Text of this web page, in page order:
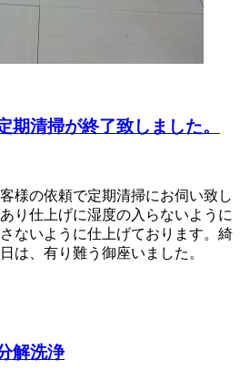
清掃が終了致しました。
様の依頼で定期清掃にお伺い致し
り仕上げに湿度の入らないように
ないように仕上げております。綺
は、有り難う御座いました。
解洗浄